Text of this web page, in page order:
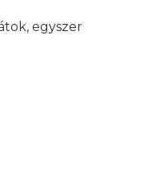
egyszer